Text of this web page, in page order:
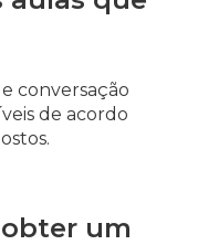
conversação
de acordo
um